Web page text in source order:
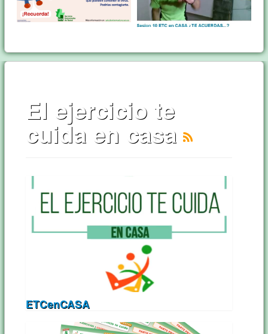
El ejercicio te
cuida en casa
ETCenCASA